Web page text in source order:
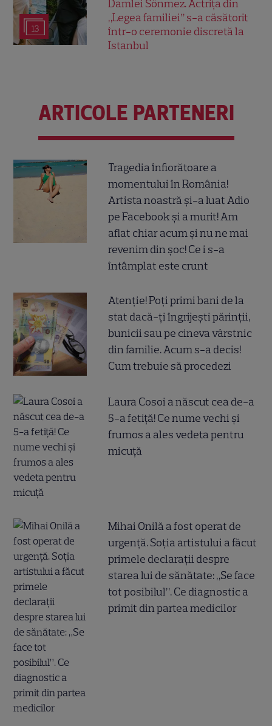
13
Damlei Sönmez. Actrița din
„Legea familiei” s-a căsătorit
într-o ceremonie discretă la
Istanbul
ARTICOLE PARTENERI
Tragedia înfiorătoare a
momentului în România!
Artista noastră și-a luat Adio
pe Facebook și a murit! Am
aflat chiar acum și nu ne mai
revenim din șoc! Ce i s-a
întâmplat este crunt
Atenție! Poți primi bani de la
stat dacă-ți îngrijești părinții,
bunicii sau pe cineva vârstnic
din familie. Acum s-a decis!
Cum trebuie să procedezi
Laura Cosoi a născut cea de-a
5-a fetiță! Ce nume vechi și
frumos a ales vedeta pentru
micuță
Mihai Onilă a fost operat de
urgență. Soția artistului a făcut
primele declarații despre
starea lui de sănătate: „Se face
tot posibilul”. Ce diagnostic a
primit din partea medicilor